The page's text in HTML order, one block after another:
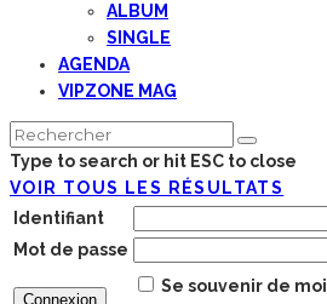
ALBUM
SINGLE
AGENDA
VIPZONE MAG
Type to search or hit ESC to close
VOIR TOUS LES RÉSULTATS
Identifiant
Mot de passe
Se souvenir de moi